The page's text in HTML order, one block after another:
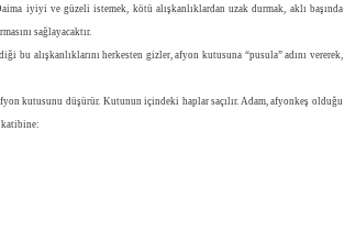
iyiyi ve güzeli istemek, kötü alışkanlıklardan uzak durmak, aklı başında
sağlayacaktır.
alışkanlıklarını herkesten gizler, afyon kutusuna “pusula” adını vererek,
kutusunu düşürür. Kutunun içindeki haplar saçılır. Adam, afyonkeş olduğu
katibine: